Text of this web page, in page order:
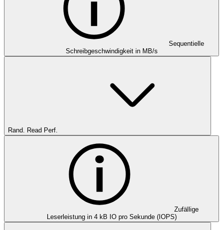
Sequentielle
Schreibgeschwindigkeit in MB/s
Rand. Read Perf.
Zufällige
Leserleistung in 4 kB IO pro Sekunde (IOPS)